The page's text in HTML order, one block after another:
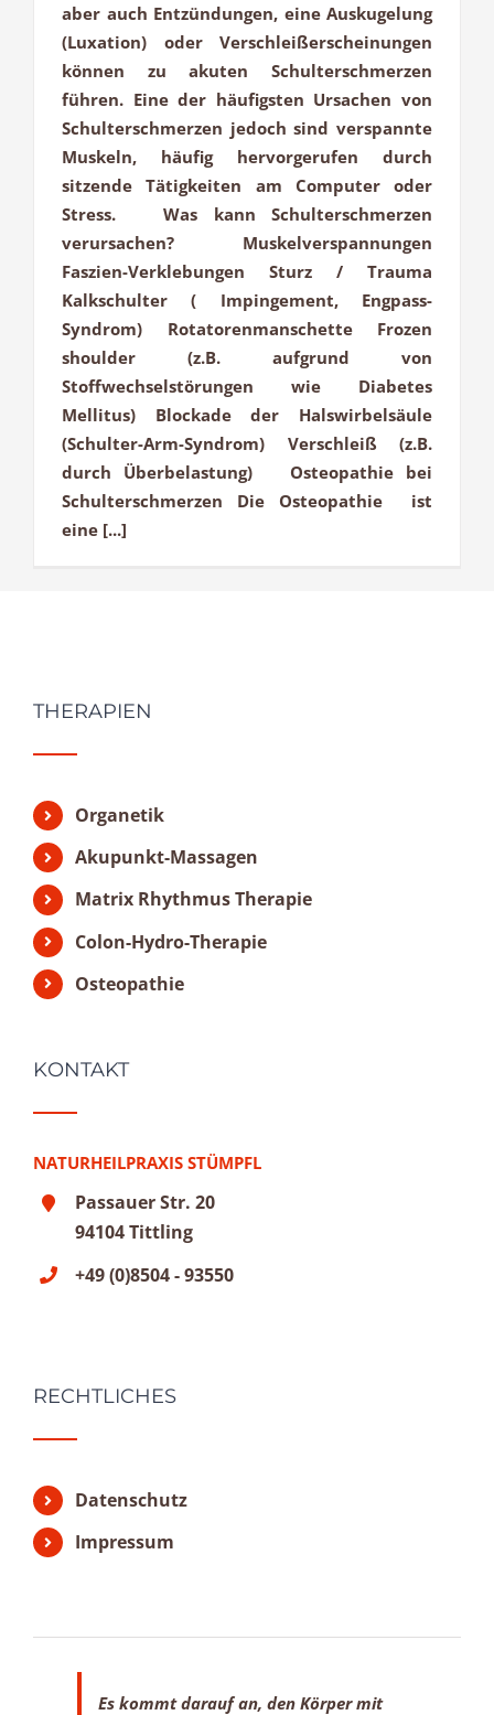
aber auch Entzündungen, eine Auskugelung
(Luxation) oder Verschleißerscheinungen
können zu akuten Schulterschmerzen
führen. Eine der häufigsten Ursachen von
Schulterschmerzen jedoch sind verspannte
Muskeln, häufig hervorgerufen durch
sitzende Tätigkeiten am Computer oder
Stress. Was kann Schulterschmerzen
verursachen? Muskelverspannungen
Faszien-Verklebungen Sturz / Trauma
Kalkschulter ( Impingement, Engpass-
Syndrom) Rotatorenmanschette Frozen
shoulder (z.B. aufgrund von
Stoffwechselstörungen wie Diabetes
Mellitus) Blockade der Halswirbelsäule
(Schulter-Arm-Syndrom) Verschleiß (z.B.
durch Überbelastung) Osteopathie bei
Schulterschmerzen Die Osteopathie ist
eine [...]
THERAPIEN
Organetik
Akupunkt-Massagen
Matrix Rhythmus Therapie
Colon-Hydro-Therapie
Osteopathie
KONTAKT
NATURHEILPRAXIS STÜMPFL
Passauer Str. 20
94104 Tittling
+49 (0)8504 - 93550
RECHTLICHES
Datenschutz
Impressum
Es kommt darauf an, den Körper mit